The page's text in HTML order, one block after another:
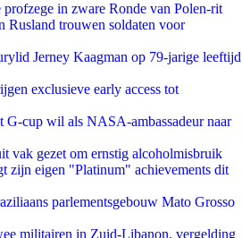
profzege in zware Ronde van Polen-rit
Rusland trouwen soldaten voor
Jerney Kaagman op 79-jarige leeftijd
exclusieve early access tot
G-cup wil als NASA-ambassadeur naar
vak gezet om ernstig alcoholmisbruik
zijn eigen "Platinum" achievements dit
parlementsgebouw Mato Grosso
militairen in Zuid-Libanon, vergelding